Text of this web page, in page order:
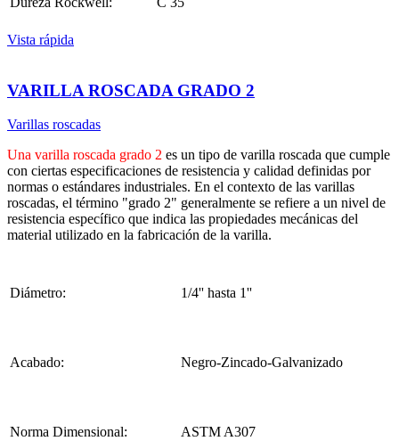
Vista rápida
VARILLA ROSCADA GRADO 2
Varillas roscadas
Una varilla roscada grado 2 es un tipo de varilla roscada que cumple
con ciertas especificaciones de resistencia y calidad definidas por
normas o estándares industriales. En el contexto de las varillas
roscadas, el término "grado 2" generalmente se refiere a un nivel de
resistencia específico que indica las propiedades mecánicas del
material utilizado en la fabricación de la varilla.
Diámetro: 1/4'' hasta 1''
Acabado: Negro-Zincado-Galvanizado
Norma Dimensional: ASTM A307